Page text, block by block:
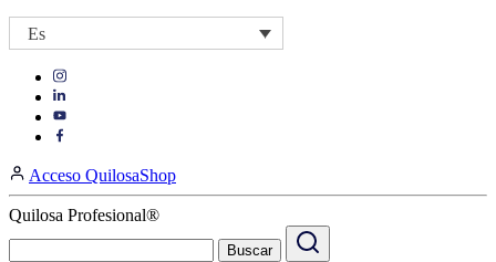
Es
Visit
https://www.instagram.com/quilosa_selena/
Visit
our
Visit
page
https://www.facebook.com/QuilosaSelenaIberia/
page
Acceso QuilosaShop
Quilosa Profesional®